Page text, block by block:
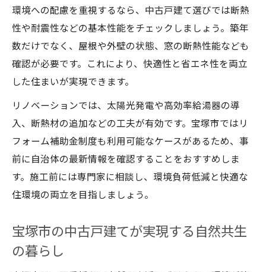
環境への配慮を重視するなら、中古戸建て選びでは断熱
性や耐震性などの基本性能をチェックしましょう。築年
数だけでなく、屋根や外壁の状態、窓の断熱性能なども
確認が必要です。これにより、快適性と省エネ性を両立
した住まいが実現できます。
リノベーションでは、太陽光発電や高効率給湯器の導
入、断熱材の追加などの工夫が有効です。宝塚市ではリ
フォーム補助金制度も利用可能なケースがあるため、事
前に自治体の最新情報を確認することをおすすめしま
す。施工前には専門家に相談し、環境負荷低減と快適な
住環境の両立を目指しましょう。
宝塚市の中古戸建てが実現する自然共生
の暮らし